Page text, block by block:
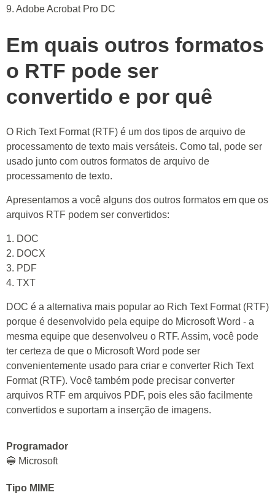
9. Adobe Acrobat Pro DC
Em quais outros formatos
o RTF pode ser
convertido e por quê
O Rich Text Format (RTF) é um dos tipos de arquivo de
processamento de texto mais versáteis. Como tal, pode ser
usado junto com outros formatos de arquivo de
processamento de texto.
Apresentamos a você alguns dos outros formatos em que os
arquivos RTF podem ser convertidos:
1. DOC
2. DOCX
3. PDF
4. TXT
DOC é a alternativa mais popular ao Rich Text Format (RTF)
porque é desenvolvido pela equipe do Microsoft Word - a
mesma equipe que desenvolveu o RTF. Assim, você pode
ter certeza de que o Microsoft Word pode ser
convenientemente usado para criar e converter Rich Text
Format (RTF). Você também pode precisar converter
arquivos RTF em arquivos PDF, pois eles são facilmente
convertidos e suportam a inserção de imagens.
Programador
🔵 Microsoft
Tipo MIME